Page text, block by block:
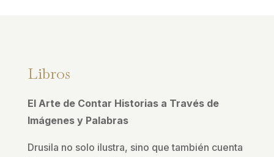
Libros
El Arte de Contar Historias a Través de
Imágenes y Palabras
Drusila no solo ilustra, sino que también cuenta